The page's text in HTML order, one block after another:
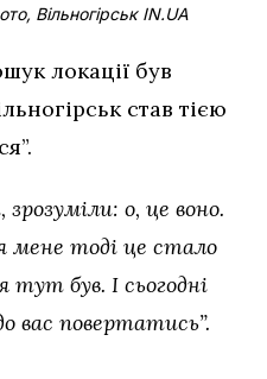
Вільногірськ IN.UA
локації був
став тією
о, це воно.
мене тоді це стало
був. І сьогодні
вас повертатись”.